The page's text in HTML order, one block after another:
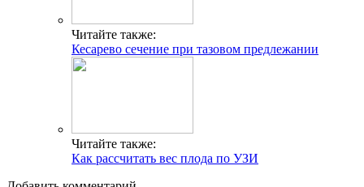
Читайте также:
Кесарево сечение при тазовом предлежании
Читайте также:
Как рассчитать вес плода по УЗИ